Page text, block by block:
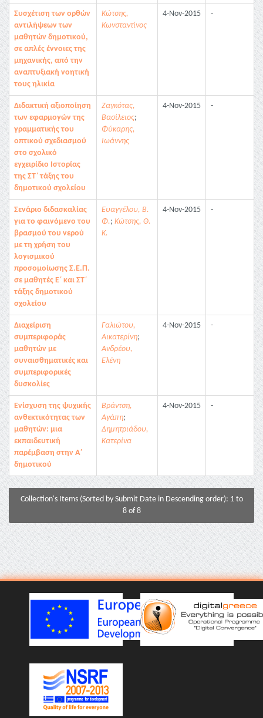
Συσχέτιση των ορθών
αντιλήψεων των
μαθητών δημοτικού,
σε απλές έννοιες της
μηχανικής, από την
αναπτυξιακή νοητική
τους ηλικία
Κώτσης,
Κωνσταντίνος
4-Nov-2015 -
Διδακτική αξιοποίηση
των εφαρμογών της
γραμματικής του
οπτικού σχεδιασμού
στο σχολικό
εγχειρίδιο Ιστορίας
της ΣΤ΄ τάξης του
δημοτικού σχολείου
Ζαγκότας,
Βασίλειος;
Φύκαρης,
Ιωάννης
4-Nov-2015 -
Σενάριο διδασκαλίας
για το φαινόμενο του
βρασμού του νερού
με τη χρήση του
λογισμικού
προσομοίωσης Σ.Ε.Π.
σε μαθητές Ε΄ και ΣΤ΄
τάξης δημοτικού
σχολείου
Ευαγγέλου, Β.
Φ.; Κώτσης, Θ.
Κ.
4-Nov-2015 -
Διαχείριση
συμπεριφοράς
μαθητών με
συναισθηματικές και
συμπεριφορικές
δυσκολίες
Γαλιώτου,
Αικατερίνη;
Ανδρέου,
Ελένη
4-Nov-2015 -
Ενίσχυση της ψυχικής
ανθεκτικότητας των
μαθητών: μια
εκπαιδευτική
παρέμβαση στην Α΄
δημοτικού
Βράντση,
Αγάπη;
Δημητριάδου,
Κατερίνα
4-Nov-2015 -
Collection's Items (Sorted by Submit Date in Descending order): 1 to
8 of 8